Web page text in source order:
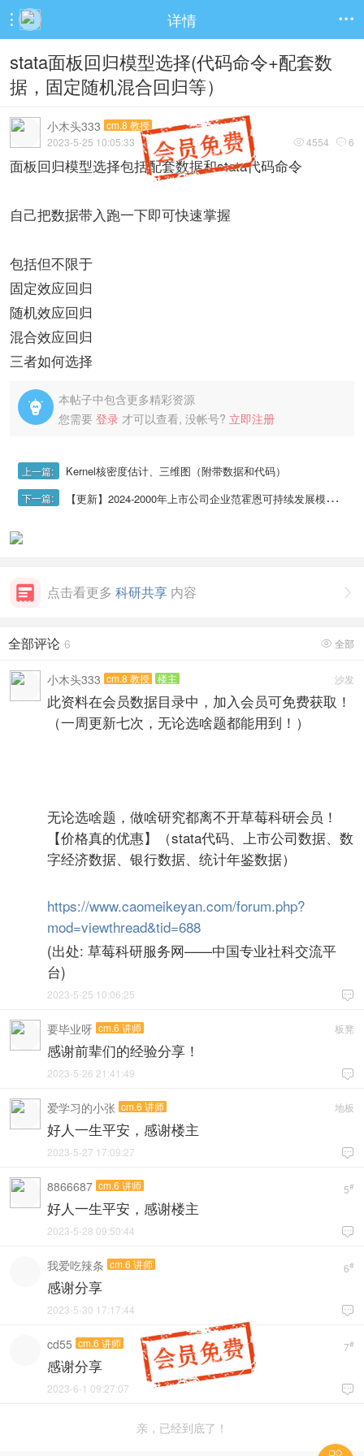
 详情 
stata面板回归模型选择(代码命令+配套数
据，固定随机混合回归等）
小木头333 cm.8 教授
 4554  6
2023-5-25 10:05:33
面板回归模型选择包括配套数据和stata代码命令
自己把数据带入跑一下即可快速掌握
包括但不限于
固定效应回归
随机效应回归
混合效应回归
三者如何选择

本帖子中包含更多精彩资源
您需要 登录 才可以查看, 没帐号? 立即注册
上一篇: Kernel核密度估计、三维图（附带数据和代码）
下一篇: 【更新】2024-2000年上市公司企业范霍恩可持续发展模型、企业可持续发展能力模型

点击看更多 科研共享 内容
 全部
全部评论 6
沙发
小木头333 cm.8 教授 楼主
此资料在会员数据目录中，加入会员可免费获取！
（一周更新七次，无论选啥题都能用到！）
无论选啥题，做啥研究都离不开草莓科研会员！
【价格真的优惠】（stata代码、上市公司数据、数
字经济数据、银行数据、统计年鉴数据）
https://www.caomeikeyan.com/forum.php?
mod=viewthread&tid=688
(出处: 草莓科研服务网——中国专业社科交流平
台)

2023-5-25 10:06:25
板凳
要毕业呀 cm.6 讲师
感谢前辈们的经验分享！

2023-5-26 21:41:49
地板
爱学习的小张 cm.6 讲师
好人一生平安，感谢楼主

2023-5-27 17:09:27
5#
8866687 cm.6 讲师
好人一生平安，感谢楼主

2023-5-28 09:50:44
6#
我爱吃辣条 cm.6 讲师
感谢分享

2023-5-30 17:17:44
7#
cd55 cm.6 讲师
感谢分享

2023-6-1 09:27:07
亲，已经到底了！